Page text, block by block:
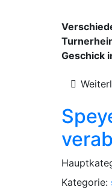
Geschick
Kategorie: